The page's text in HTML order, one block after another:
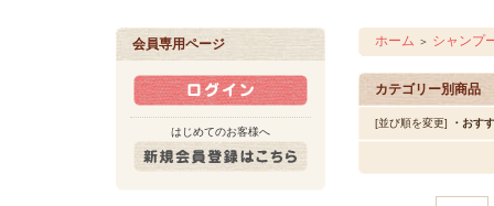
会員専用ページ
はじめてのお客様へ
ホーム ＞ シャンプ
カテゴリー別商品
[並び順を変更] ・おす